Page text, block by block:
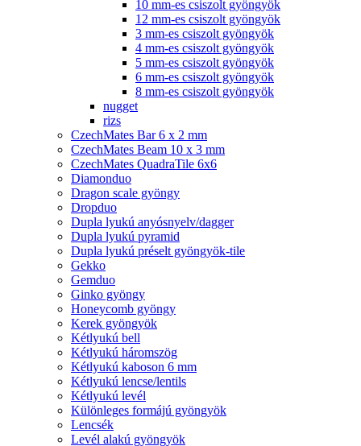
10 mm-es csiszolt gyöngyök
12 mm-es csiszolt gyöngyök
3 mm-es csiszolt gyöngyök
4 mm-es csiszolt gyöngyök
5 mm-es csiszolt gyöngyök
6 mm-es csiszolt gyöngyök
8 mm-es csiszolt gyöngyök
nugget
rizs
CzechMates Bar 6 x 2 mm
CzechMates Beam 10 x 3 mm
CzechMates QuadraTile 6x6
Diamonduo
Dragon scale gyöngy
Dropduo
Dupla lyukú anyósnyelv/dagger
Dupla lyukú pyramid
Dupla lyukú préselt gyöngyök-tile
Gekko
Gemduo
Ginko gyöngy
Honeycomb gyöngy
Kerek gyöngyök
Kétlyukú bell
Kétlyukú háromszög
Kétlyukú kaboson 6 mm
Kétlyukú lencse/lentils
Kétlyukú levél
Különleges formájú gyöngyök
Lencsék
Levél alakú gyöngyök